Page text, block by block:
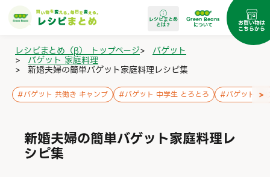
レシピまとめ
とは？
Green Beans
について お買い物は
こちらから
レシピまとめ（β） トップページ> バゲット
> バゲット 家庭料理
> 新婚夫婦の簡単バゲット家庭料理レシピ集
#バゲット 共働き キャンプ #バゲット 中学生 とろとろ #バゲット お
>
新婚夫婦の簡単バゲット家庭料理レ
シピ集